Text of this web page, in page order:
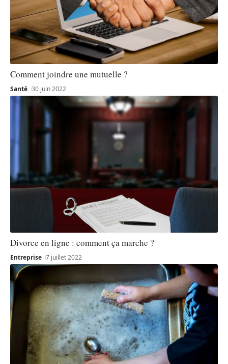
Comment joindre une mutuelle ?
Santé 30 juin 2022
Divorce en ligne : comment ça marche ?
Entreprise 7 juillet 2022